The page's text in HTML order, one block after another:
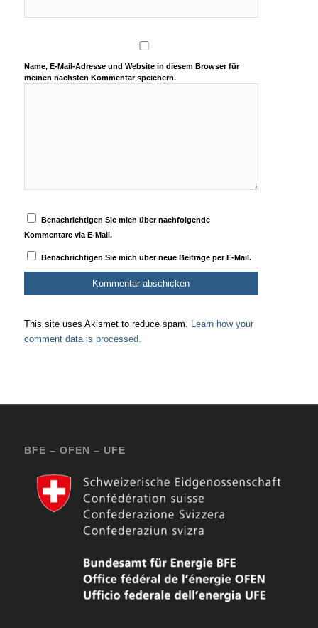
Name, E-Mail-Adresse und Website in diesem Browser für
meinen nächsten Kommentar speichern.
Benachrichtigen Sie mich über nachfolgende
Kommentare via E-Mail.
Benachrichtigen Sie mich über neue Beiträge per E-Mail.
This site uses Akismet to reduce spam. Learn how your
comment data is processed.
BFE – OFEN – UFE